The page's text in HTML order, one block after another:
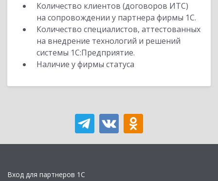
Количество клиентов (договоров ИТС)
на сопровождении у партнера фирмы 1С.
Количество специалистов, аттестованных
на внедрение технологий и решений
системы 1С:Предприятие.
Наличие у фирмы статуса
Вход для партнеров 1С